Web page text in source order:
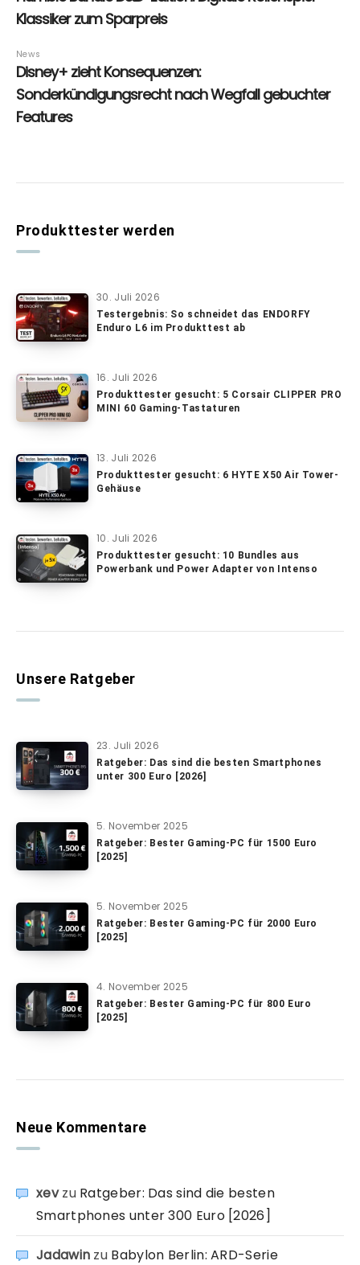
Produkttester werden
30. Juli 2026
Testergebnis: So schneidet das ENDORFY
Enduro L6 im Produkttest ab
16. Juli 2026
Produkttester gesucht: 5 Corsair CLIPPER PRO
MINI 60 Gaming-Tastaturen
13. Juli 2026
Produkttester gesucht: 6 HYTE X50 Air Tower-
Gehäuse
10. Juli 2026
Produkttester gesucht: 10 Bundles aus
Powerbank und Power Adapter von Intenso
Unsere Ratgeber
23. Juli 2026
Ratgeber: Das sind die besten Smartphones
unter 300 Euro [2026]
5. November 2025
Ratgeber: Bester Gaming-PC für 1500 Euro
[2025]
5. November 2025
Ratgeber: Bester Gaming-PC für 2000 Euro
[2025]
4. November 2025
Ratgeber: Bester Gaming-PC für 800 Euro
[2025]
Neue Kommentare
xevzu Ratgeber: Das sind die besten
Smartphones unter 300 Euro [2026]
Jadawin zu Babylon Berlin: ARD-Serie